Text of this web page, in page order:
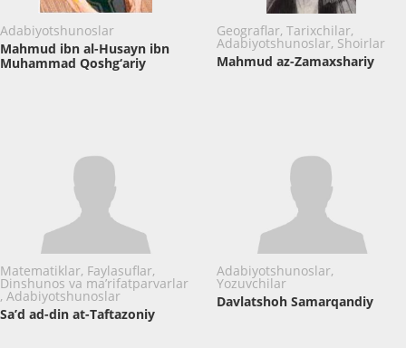
Adabiyotshunoslar
Mahmud ibn al-Husayn ibn
Muhammad Qoshg‘ariy
Geograflar, Tarixchilar,
Adabiyotshunoslar, Shoirlar
Mahmud az-Zamaxshariy
Matematiklar, Faylasuflar,
Dinshunos va ma’rifatparvarlar
, Adabiyotshunoslar
Sa’d ad-din at-Taftazoniy
Adabiyotshunoslar,
Yozuvchilar
Davlatshoh Samarqandiy